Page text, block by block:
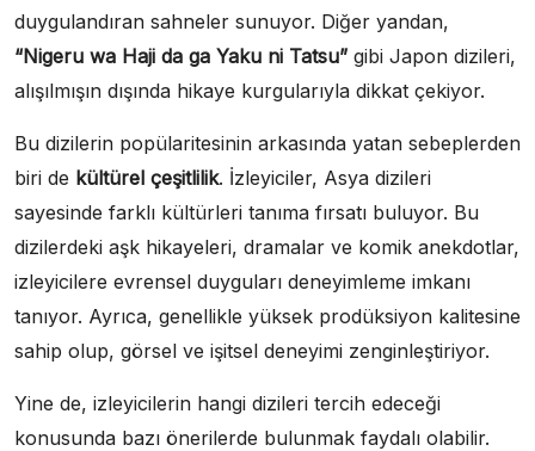
duygulandıran sahneler sunuyor. Diğer yandan,
“Nigeru wa Haji da ga Yaku ni Tatsu” gibi Japon dizileri,
alışılmışın dışında hikaye kurgularıyla dikkat çekiyor.
Bu dizilerin popülaritesinin arkasında yatan sebeplerden
biri de kültürel çeşitlilik. İzleyiciler, Asya dizileri
sayesinde farklı kültürleri tanıma fırsatı buluyor. Bu
dizilerdeki aşk hikayeleri, dramalar ve komik anekdotlar,
izleyicilere evrensel duyguları deneyimleme imkanı
tanıyor. Ayrıca, genellikle yüksek prodüksiyon kalitesine
sahip olup, görsel ve işitsel deneyimi zenginleştiriyor.
Yine de, izleyicilerin hangi dizileri tercih edeceği
konusunda bazı önerilerde bulunmak faydalı olabilir.